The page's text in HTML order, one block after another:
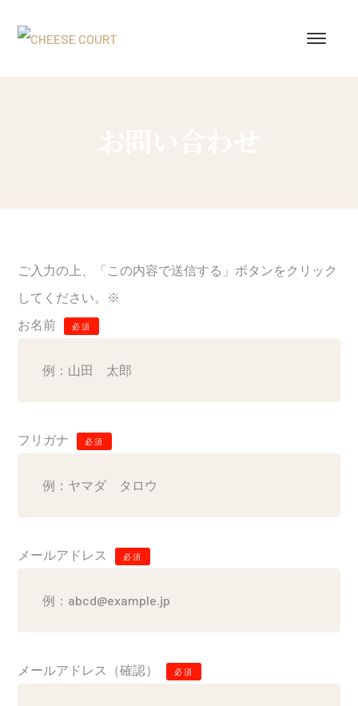
ご入力の上、「この内容で送信する」ボタンをクリック
してください。※
お名前
必須
フリガナ 必須
メールアドレス 必須
メールアドレス（確認） 必須